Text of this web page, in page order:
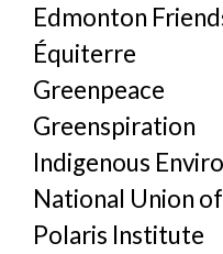
Edmonton
Équiterre
Greenpeace
Greenspiration
Indigenous
National Union
Polaris Institute